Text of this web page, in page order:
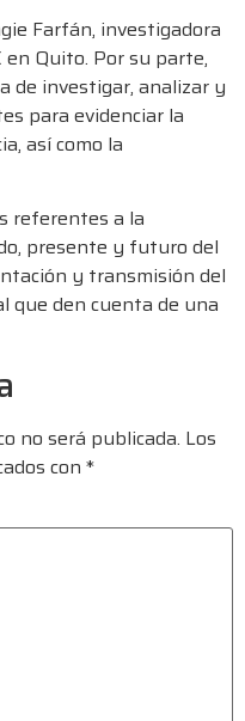
Farfán, investigadora
en Quito. Por su parte,
de investigar, analizar y
para evidenciar la
así como la
referentes a la
presente y futuro del
y transmisión del
que den cuenta de una
no será publicada. Los
con *